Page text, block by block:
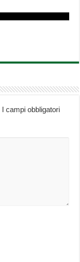
I campi obbligatori